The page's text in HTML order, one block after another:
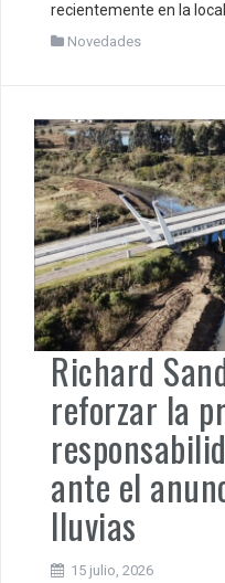
recientemente en la
Novedades
Richard
reforzar la
ante el
lluvias
15 julio, 2026